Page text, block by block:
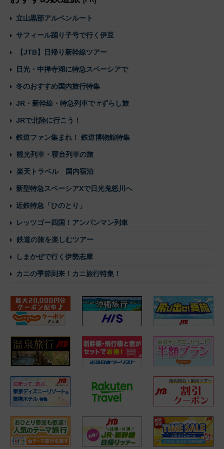
立山黒部アルペンルート
サフィール踊り子号で行く伊豆
【JTB】日帰り新幹線ツアー
日光・中禅寺湖に特急スペーシアで
冬のおすすめ国内旅行特集
JR・新幹線・特急列車で #ずらし旅
JRで北陸に行こう！
鉄道ファン集まれ！ 鉄道博物館特集
観光列車・寝台列車の旅
楽天トラベル 国内宿泊
新型特急スペーシアXで日光鬼怒川へ
近鉄特急「ひのとり」
レッツゴー四国！アンパンマン列車
鉄道の旅を楽しむツアー
しまかぜで行く伊勢志摩
カニの季節到来！カニ旅行特集！